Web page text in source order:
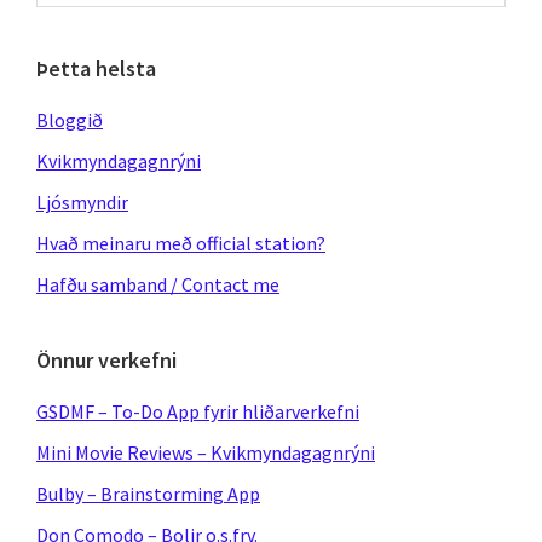
website
Þetta helsta
Bloggið
Kvikmyndagagnrýni
Ljósmyndir
Hvað meinaru með official station?
Hafðu samband / Contact me
Önnur verkefni
GSDMF – To-Do App fyrir hliðarverkefni
Mini Movie Reviews – Kvikmyndagagnrýni
Bulby – Brainstorming App
Don Comodo – Bolir o.s.frv.